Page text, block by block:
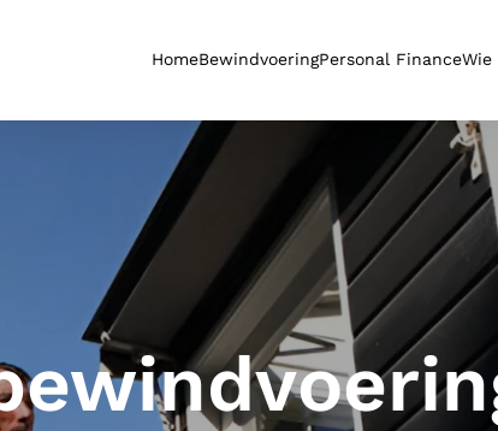
HomeBewindvoeringPersonal FinanceWie